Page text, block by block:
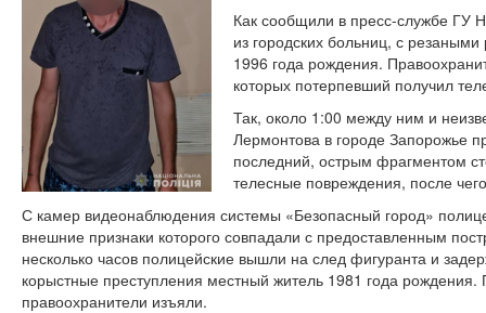
Как сообщили в пресс-службе ГУ
из городских больниц, с
1996 года рождения.
которых потерпевший получил
Так, около 1:00 между ним и
Лермонтова в городе Запорожье
последний, острым фрагментом
телесные повреждения, после
С камер видеонаблюдения системы «Безопасный город»
внешние признаки которого совпадали с предоставленным
несколько часов полицейские вышли на след фигуранта и
корыстные преступления местный житель 1981 года
правоохранители изъяли.